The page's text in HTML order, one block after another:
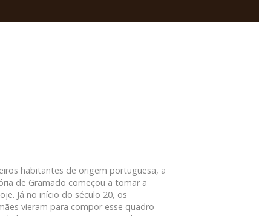
habitantes de origem portuguesa, a
de Gramado começou a tomar a
Já no início do século 20, os
vieram para compor esse quadro